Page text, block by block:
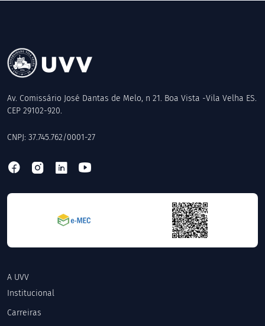
Av. Comissário José Dantas de Melo, n 21. Boa Vista -Vila Velha ES.
CEP 29102-920.
CNPJ: 37.745.762/0001-27
A UVV
Institucional
Carreiras